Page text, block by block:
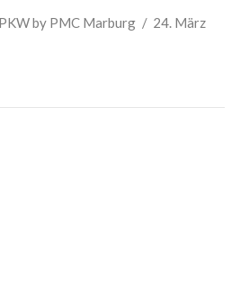
PKWby PMC Marburg
24. März